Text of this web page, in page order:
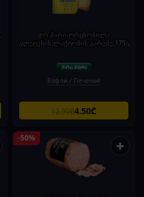
დრ.შარი-ორცხობილა
გლუტენის,ლაქტოზის გარეშე.175გ
Вафли / Печенье
12.90₾4.50₾
-50% +